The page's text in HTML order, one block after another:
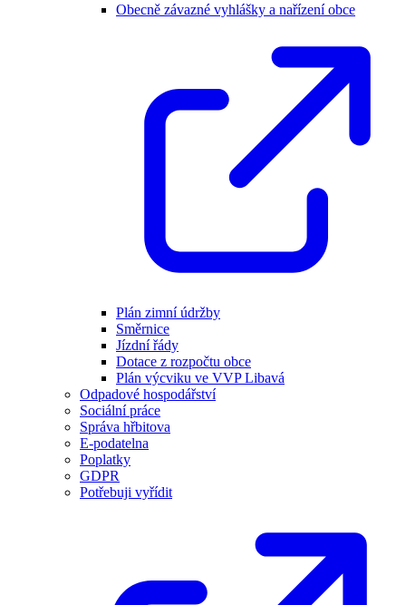
Obecně závazné vyhlášky a nařízení obce
Plán zimní údržby
Směrnice
Jízdní řády
Dotace z rozpočtu obce
Plán výcviku ve VVP Libavá
Odpadové hospodářství
Sociální práce
Správa hřbitova
E-podatelna
Poplatky
GDPR
Potřebuji vyřídit